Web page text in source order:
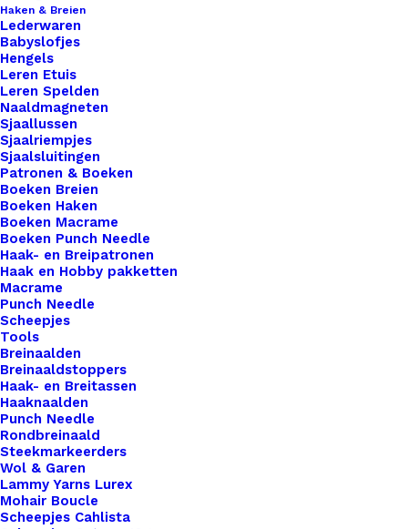
Haken & Breien
Lederwaren
Babyslofjes
Hengels
Leren Etuis
Leren Spelden
Naaldmagneten
Sjaallussen
Sjaalriempjes
Sjaalsluitingen
Patronen & Boeken
Boeken Breien
Boeken Haken
Boeken Macrame
Boeken Punch Needle
Haak- en Breipatronen
Haak en Hobby pakketten
Macrame
Punch Needle
Scheepjes
Tools
Breinaalden
Breinaaldstoppers
Haak- en Breitassen
Haaknaalden
Punch Needle
Rondbreinaald
Steekmarkeerders
Wol & Garen
Lammy Yarns Lurex
Mohair Boucle
Scheepjes Cahlista
€1,00
Op zoek naar een manier om je handgemaakte
haak- en breiwerken naar een hoger niveau te
tillen? Onze leren Little Labels zijn de perfecte
keuze om jouw creaties te voorzien van een
onderscheidend en professioneel tintje. Wat onze
Little Labels echt bijzonder maakt, is hun formaat
en opvallende aanwezigheid. Deze smalle labels
zijn perfect om je haak- en breiwerk te markeren
en een statement te maken met je creaties. Of je
nu een deken, trui, tas of ander handgemaakt item
maakt, onze Little labels zullen gegarandeerd de
aandacht trekken. Bij De Haakfabriek Webshop
bieden we een verscheidenheid aan
bevestigingsopties voor onze leren Little Labels,
waaronder drukknopen, schroefsluitingen,
aannaaien en leren vetersluitingen. Of je nu de
voorkeur geeft aan een snelle en eenvoudige
bevestiging met drukknopen, een veilige
bevestiging met schroeven, of een meer